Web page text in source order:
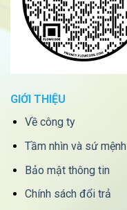
GIỚI THIỆU
Về công ty
Tầm nhìn và sứ mệnh
Bảo mật thông tin
Chính sách đổi trả